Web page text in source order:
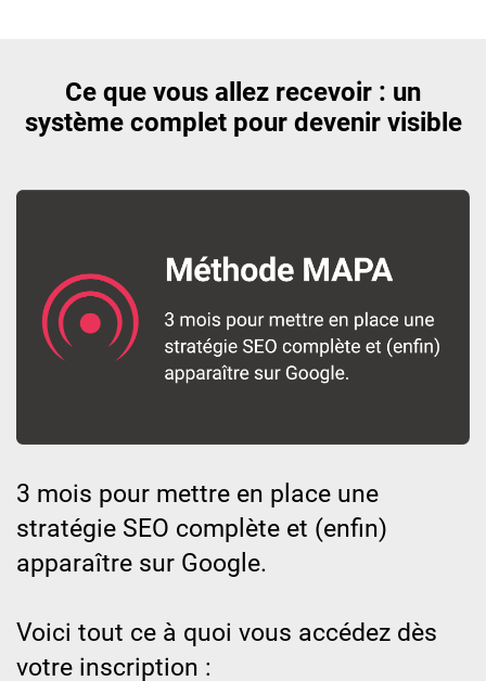
Ce que vous allez recevoir : un
système complet pour devenir visible
3 mois pour mettre en place une
stratégie SEO complète et (enfin)
apparaître sur Google.
Voici tout ce à quoi vous accédez dès
votre inscription :